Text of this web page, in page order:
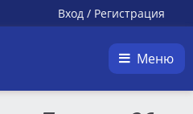
Вход / Регистрация
Меню